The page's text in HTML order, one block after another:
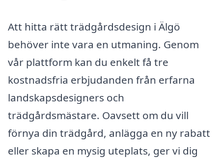
Att hitta rätt trädgårdsdesign i Älgö
behöver inte vara en utmaning. Genom
vår plattform kan du enkelt få tre
kostnadsfria erbjudanden från erfarna
landskapsdesigners och
trädgårdsmästare. Oavsett om du vill
förnya din trädgård, anlägga en ny rabatt
eller skapa en mysig uteplats, ger vi dig